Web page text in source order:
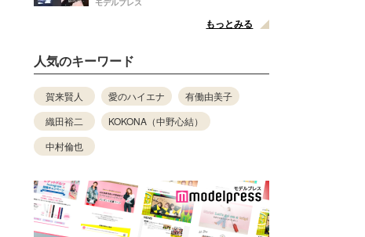
モデルプレス
もっとみる
人気のキーワード
賀来賢人 愛のハイエナ
有働由美子
織田裕二
KOKONA（中野心結）
中村倫也